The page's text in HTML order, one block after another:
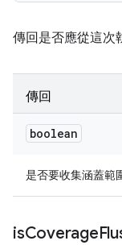
傳回是否應從這次
傳回
boolean
是否要收集涵蓋範
isCoverage